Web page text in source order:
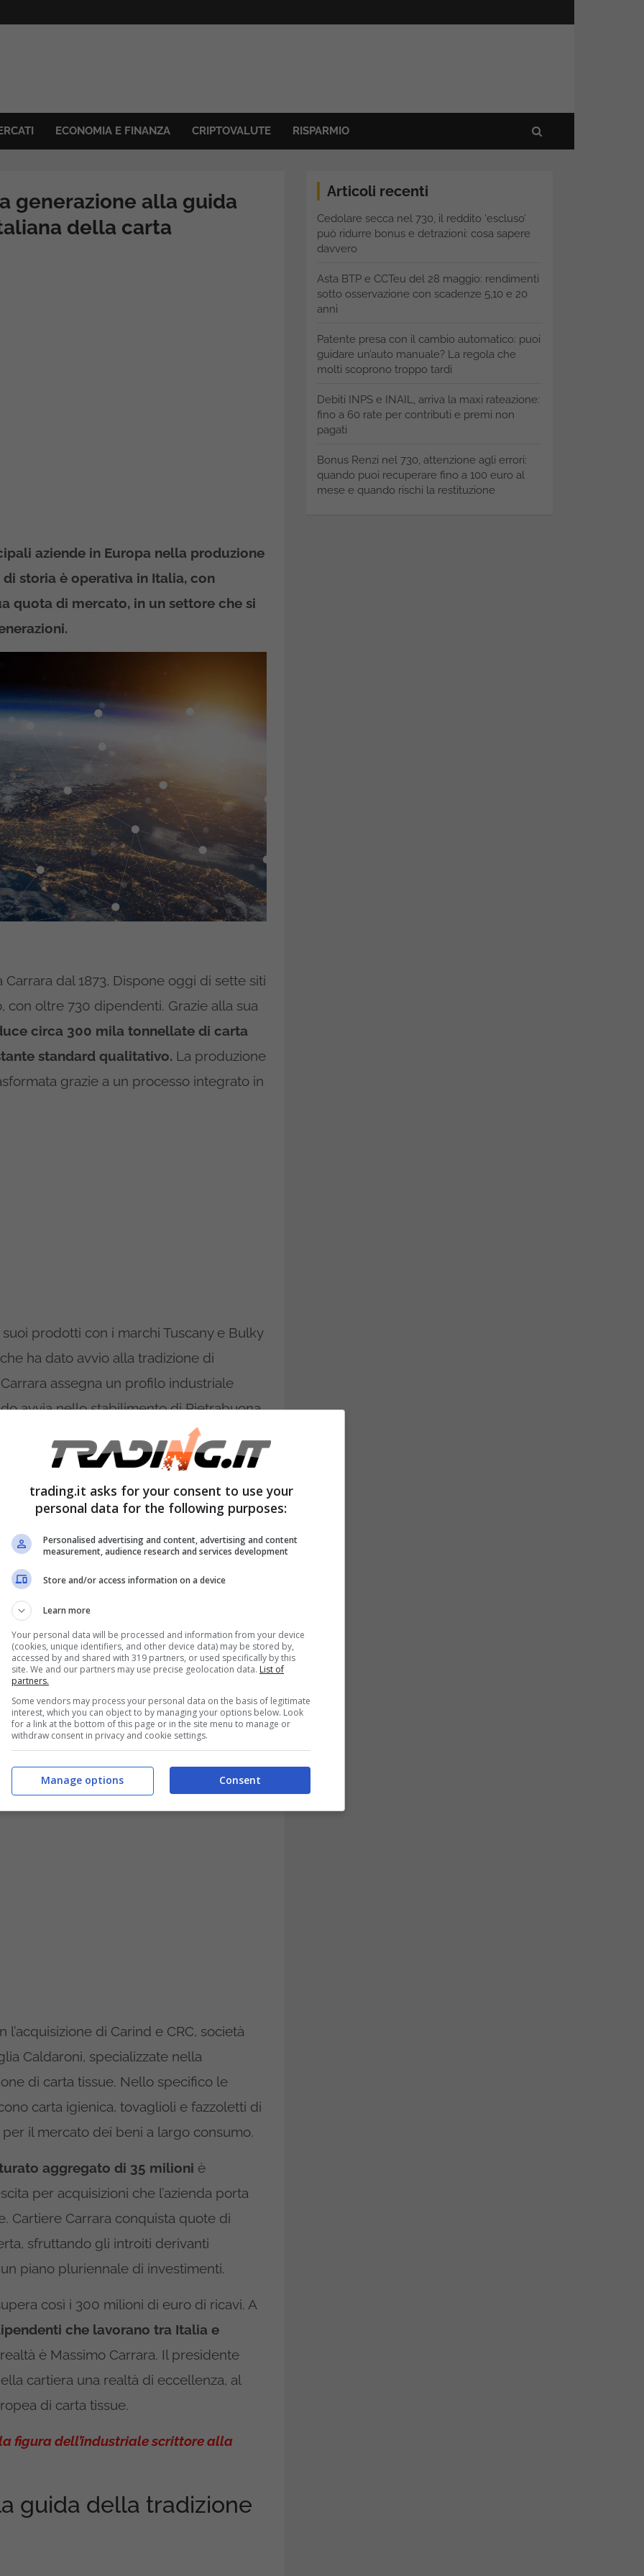
ECONOMIA E FINANZA CRIPTOVALUTE RISPARMIO
generazione alla guida
della carta
aziende in Europa nella produzione
storia è operativa in Italia, con
quota di mercato, in un settore che si
dal 1873, Dispone oggi di sette siti
oltre 730 dipendenti. Grazie alla sua
circa 300 mila tonnellate di carta
standard qualitativo. La produzione
grazie a un processo integrato in
prodotti con i marchi Tuscany e Bulky
ha dato avvio alla tradizione di
assegna un profilo industriale
avvia nello stabilimento di Pietrabuona
enormemente la sua attività economica
nel 1980 controlla 12 società sul
già particolarmente prestigioso
l’Europa del marchio Kleenex.La
2016 quando le attività della famiglia
avvenuta nel 2002 vengono riunite
Carrara, parte della tradizione che ha
Cartiere Carrara è dalla fine
47 mercati comprensivi di paesi
Cartiere Carrara e il
di Carind e CRC, società
Caldaroni, specializzate nella
di carta tissue. Nello specifico le
carta igienica, tovaglioli e fazzoletti di
il mercato dei beni a largo consumo.
aggregato di 35 milioni è
per acquisizioni che l’azienda porta
Cartiere Carrara conquista quote di
sfruttando gli introiti derivanti
piano pluriennale di investimenti.
così i 300 milioni di euro di ricavi. A
che lavorano tra Italia e
è Massimo Carrara. Il presidente
cartiera una realtà di eccellenza, al
di carta tissue.
la figura dell’industriale scrittore alla
guida della tradizione
Articoli recenti
Cedolare secca nel 730, il reddito ‘escluso’
può ridurre bonus e detrazioni: cosa sapere
davvero
Asta BTP e CCTeu del 28 maggio: rendimenti
sotto osservazione con scadenze 5,10 e 20
anni
Patente presa con il cambio automatico: puoi
guidare un’auto manuale? La regola che
molti scoprono troppo tardi
Debiti INPS e INAIL, arriva la maxi rateazione:
fino a 60 rate per contributi e premi non
pagati
Bonus Renzi nel 730, attenzione agli errori:
quando puoi recuperare fino a 100 euro al
mese e quando rischi la restituzione
trading.it asks for your consent to use your
personal data for the following purposes:
Personalised advertising and content, advertising and content
measurement, audience research and services development
Store and/or access information on a device
Learn more
Your personal data will be processed and information from your device
(cookies, unique identifiers, and other device data) may be stored by,
accessed by and shared with 319 partners, or used specifically by this
site. We and our partners may use precise geolocation data. List of
partners.
Some vendors may process your personal data on the basis of legitimate
interest, which you can object to by managing your options below. Look
for a link at the bottom of this page or in the site menu to manage or
withdraw consent in privacy and cookie settings.
Consent
Manage options